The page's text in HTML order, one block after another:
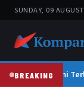
SUNDAY, 09
BREAKINGSuami